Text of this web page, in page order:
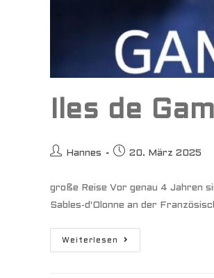
Iles de
Beitrags-
Hannes
Beitrag20. März 2025
große Reise Vor genau 4 Jahren
Sables-d'Olonne an der
Weiterlesen
Iles